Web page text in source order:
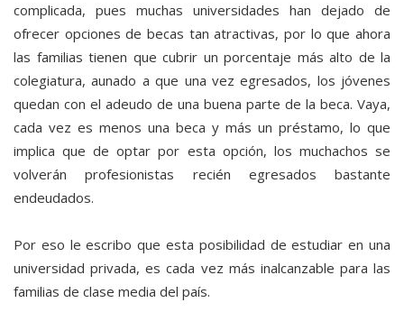
complicada, pues muchas universidades han dejado de
ofrecer opciones de becas tan atractivas, por lo que ahora
las familias tienen que cubrir un porcentaje más alto de la
colegiatura, aunado a que una vez egresados, los jóvenes
quedan con el adeudo de una buena parte de la beca. Vaya,
cada vez es menos una beca y más un préstamo, lo que
implica que de optar por esta opción, los muchachos se
volverán profesionistas recién egresados bastante
endeudados.
Por eso le escribo que esta posibilidad de estudiar en una
universidad privada, es cada vez más inalcanzable para las
familias de clase media del país.